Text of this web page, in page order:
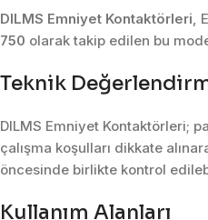
DILMS Emniyet Kontaktörleri,
750 olarak takip edilen bu
Teknik
DILMS Emniyet Kontaktörleri;
çalışma koşulları dikkate
öncesinde birlikte kontrol
Kullanım Alanları